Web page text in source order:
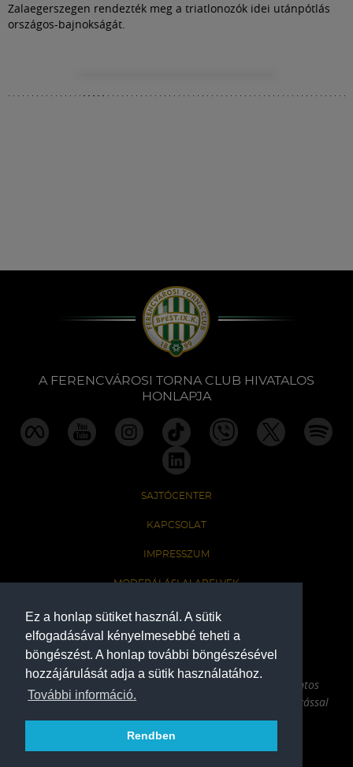
Ez a honlap sütiket használ. A sütik
elfogadásával kényelmesebbé teheti a
böngészést. A honlap további böngészésével
hozzájárulását adja a sütik használatához.
További információ.
Rendben
Zalaegerszegen rendezték meg a triatlonozók idei utánpótlás
országos-bajnokságát.
A FERENCVÁROSI TORNA CLUB HIVATALOS
HONLAPJA
SAJTÓCENTER
KAPCSOLAT
IMPRESSZUM
MODERÁLÁSI ALAPELVEK
HONLAP ADATKEZELÉSI TÁJÉKOZTATÓ
A Ferencvárosi Torna Club hivatalos honlapja
Az oldalon található írott és képi anyagok csak a forrás pontos
megjelölésével, internetes felhasználás esetén aktív hivatkozással
használhatóak fel.
Közösség